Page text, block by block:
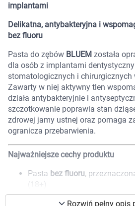
Korzystamy z plików cookies
preferencji. Więcej informacji
implantami
Delikatna, antybakteryjna i
bez fluoru
Pasta do zębów BLUEM została
dla osób z implantami
stomatologicznych i chirurgicznych
Zawarty w niej aktywny tlen
działa antybakteryjnie i
szczotkowanie poprawia stan
zdrowej jamy ustnej oraz pomaga
ogranicza przebarwienia.
Najważniejsze cechy produktu
Pasta bez fluoru,
(18+)
Aktywny tlen stymuluje
Rozwiń pełny opis